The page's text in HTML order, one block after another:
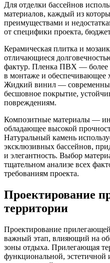
Для отделки бассейнов
материалов, каждый из
преимуществами и
от специфики проекта,
Керамическая плитка и
отличающиеся
фактур. Пленка ПВХ — более
в монтаже и
Жидкий винил —
бесшовное покрытие,
повреждениям.
Композитные материалы —
обладающее высокой
Натуральный камень
эксклюзивных бассейнов,
и элегантность. Выбор
тщательном анализе всех
требованиям проекта.
Проектирование
территории
Проектирование
важный этап, влияющий на
зоны отдыха. Прилегающая
функциональной, эстетичной